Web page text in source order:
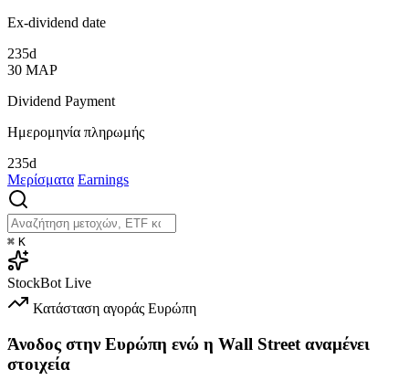
Ex-dividend date
235d
30 ΜΑΡ
Dividend Payment
Ημερομηνία πληρωμής
235d
Μερίσματα Earnings
⌘ K
StockBot Live
Κατάσταση αγοράς Ευρώπη
Άνοδος στην Ευρώπη ενώ η Wall Street αναμένει
στοιχεία